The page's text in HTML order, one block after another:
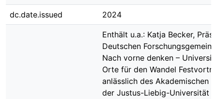
dc.date.issued 2024
Enthält u.a.: Katja Becker,
Deutschen
Nach vorne denken –
Orte für den Wandel
anlässlich des Akademischen
der Justus-Liebig-Universität